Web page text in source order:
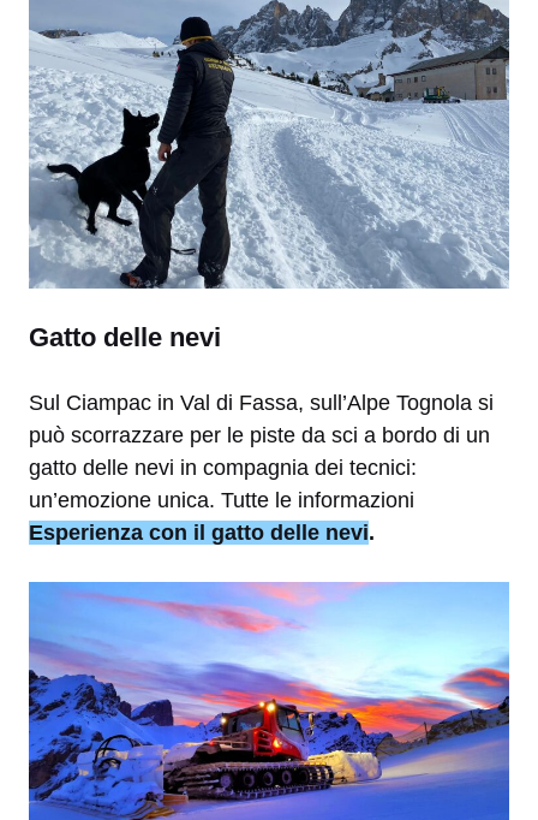
Gatto delle nevi
Sul Ciampac in Val di Fassa, sull’Alpe Tognola si
può scorrazzare per le piste da sci a bordo di un
gatto delle nevi in compagnia dei tecnici:
un’emozione unica. Tutte le informazioni
Esperienza con il gatto delle nevi.